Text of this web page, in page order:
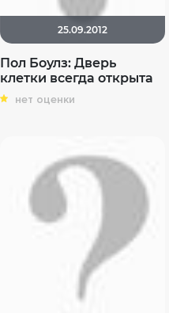
25.09.2012
Пол Боулз: Дверь
клетки всегда открыта
нет оценки